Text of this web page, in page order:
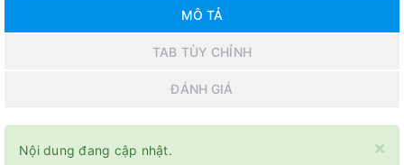
MÔ TẢ
TAB TÙY CHỈNH
ĐÁNH GIÁ
×
Nội dung đang cập nhật.